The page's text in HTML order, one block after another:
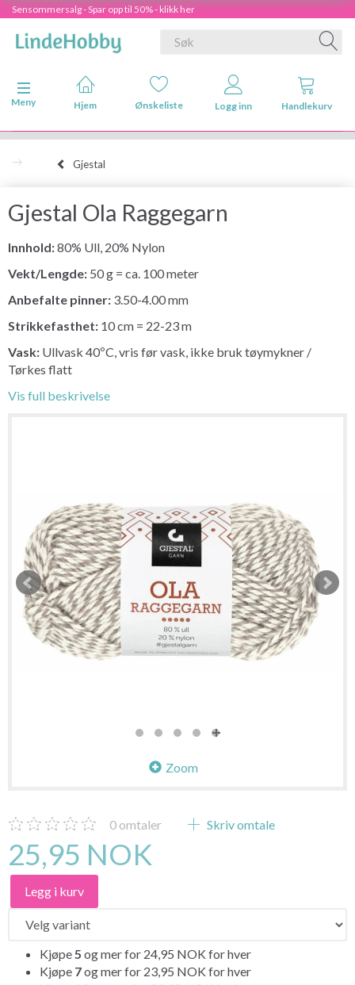
Sensommersalg - Spar opp til 50% - klikk her
Veksle navigasjon
Meny
Hjem Ønskeliste Logg inn Handlekurv
Gjestal
Gjestal Ola Raggegarn
Innhold:80% Ull, 20% Nylon
Vekt/Lengde: 50 g = ca. 100 meter
Anbefalte pinner: 3.50-4.00 mm
Strikkefasthet: 10 cm = 22-23 m
Vask: Ullvask 40ºC, vris før vask, ikke bruk tøymykner /
Tørkes flatt
Vis full beskrivelse
Zoom
0 omtaler Skriv omtale
25,95 NOK
Legg i kurv
Kjøpe 5 og mer for 24,95 NOK for hver
Kjøpe 7og mer for 23,95 NOK for hver